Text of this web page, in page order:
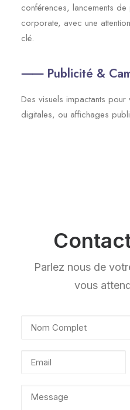
conférences, lancements de
corporate, avec une
clé.
⸺ Publicité &
Des visuels impactants
digitales, ou affichages
Parlez nous de
vous